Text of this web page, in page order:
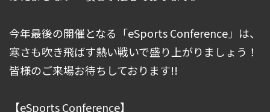
今年最後の開催となる「eSports Conference」は、
寒さも吹き飛ばす熱い戦いで盛り上がりましょう！
皆様のご来場お待ちしております!!
【eSports Conference】